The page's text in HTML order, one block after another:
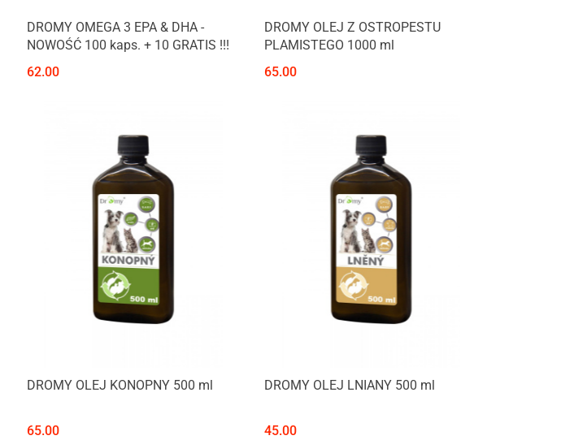
DROMY OMEGA 3 EPA & DHA -
NOWOŚĆ 100 kaps. + 10 GRATIS !!!
62.00
DROMY OLEJ Z OSTROPESTU
PLAMISTEGO 1000 ml
65.00
DROMY OLEJ KONOPNY 500 ml
65.00
Produkt niedostępny
DROMY OLEJ LNIANY 500 ml
45.00